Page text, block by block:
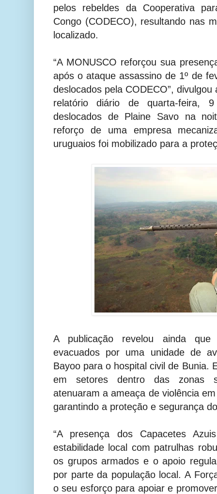
pelos rebeldes da Cooperativa
Congo (CODECO), resultando nas
localizado.
“A MONUSCO reforçou sua
após o ataque assassino de 1º de
deslocados pela CODECO”,
relatório diário de quarta-feira,
deslocados de Plaine Savo na
reforço de uma empresa
uruguaios foi mobilizado para a
A publicação revelou ainda
evacuados por uma unidade de
Bayoo para o hospital civil de Bunia.
em setores dentro das zonas
atenuaram a ameaça de violência
garantindo a proteção e segurança
“A presença dos Capacetes
estabilidade local com patrulhas
os grupos armados e o apoio
por parte da população local. A
o seu esforço para apoiar e